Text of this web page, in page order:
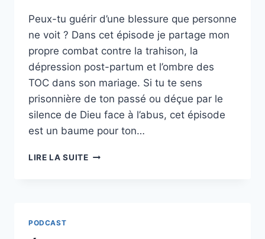
Peux-tu guérir d’une blessure que personne
ne voit ? Dans cet épisode je partage mon
propre combat contre la trahison, la
dépression post-partum et l’ombre des
TOC dans son mariage. Si tu te sens
prisonnière de ton passé ou déçue par le
silence de Dieu face à l’abus, cet épisode
est un baume pour ton…
LIRE LA SUITEÉPISODE
PODCAST